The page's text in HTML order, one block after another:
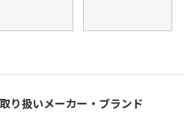
り扱いメーカー・ブランド